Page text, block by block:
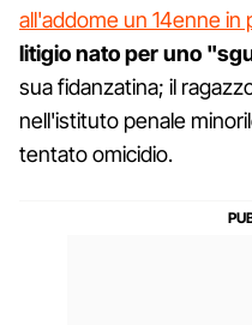
all'addome un 14enne in
litigio nato per uno
sua fidanzatina; il
nell'istituto penale
tentato omicidio.